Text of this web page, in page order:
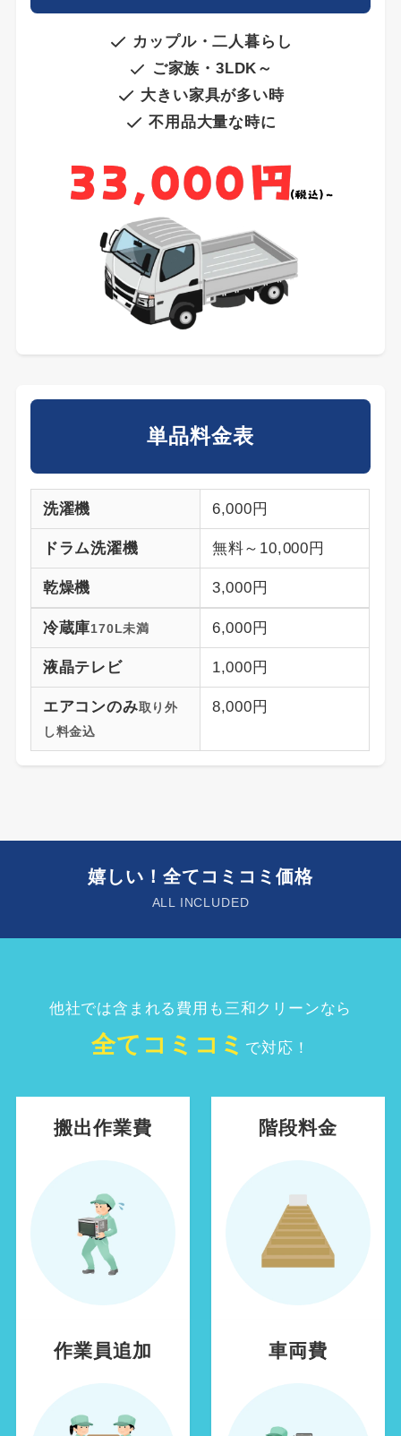
カップル・二人暮らし
ご家族・3LDK～
大きい家具が多い時
不用品大量な時に
単品料金表
洗濯機 6,000円
ドラム洗濯機 無料～10,000円
乾燥機 3,000円
冷蔵庫170L未満 6,000円
液晶テレビ 1,000円
エアコンのみ取り外
し料金込
8,000円
嬉しい！全てコミコミ価格
ALL INCLUDED
他社では含まれる費用も三和クリーンなら
全てコミコミ で対応！
搬出作業費 階段料金
作業員追加 車両費